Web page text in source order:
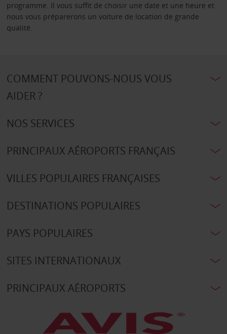
programme. Il vous suffit de choisir une date et une heure et
nous vous préparerons un voiture de location de grande
qualité.
COMMENT POUVONS-NOUS VOUS
AIDER ?
NOS SERVICES
PRINCIPAUX AÉROPORTS FRANÇAIS
VILLES POPULAIRES FRANÇAISES
DESTINATIONS POPULAIRES
PAYS POPULAIRES
SITES INTERNATIONAUX
PRINCIPAUX AÉROPORTS